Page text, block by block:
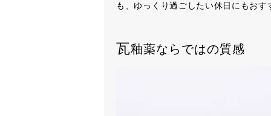
も、ゆっくり過ごしたい休日にもおす
瓦釉薬ならではの質感